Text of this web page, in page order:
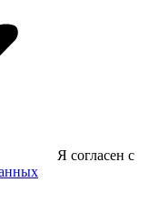
Я согласен с